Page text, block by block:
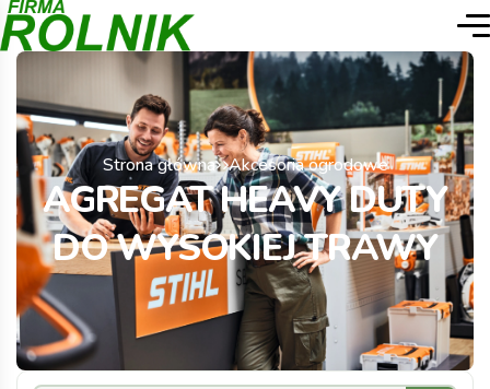
Strona główna Akcesoria ogrodowe
AGREGAT HEAVY DUTY
DO WYSOKIEJ TRAWY